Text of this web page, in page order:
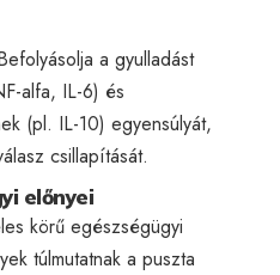
a gyulladást
alfa, IL-6) és
(pl. IL-10) egyensúlyát,
csillapítását.
előnyei
körű egészségügyi
túlmutatnak a puszta